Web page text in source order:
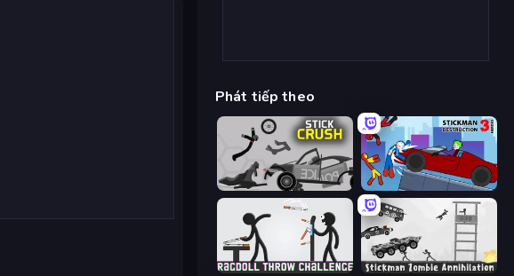
Phát tiếp theo
Stick Crush Stickman Destruction 3 Heroes
Ragdoll Throw Challenge Stickman Zombie Annihilation